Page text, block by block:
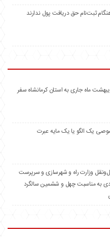
ثبت‌نام حق دریافت پول ندارند
ماه جاری به استان کرمانشاه سفر
یک الگو یا یک مایه عبرت
وزارت راه و شهرسازی و سرپرست
به مناسبت چهل و ششمین سالگرد